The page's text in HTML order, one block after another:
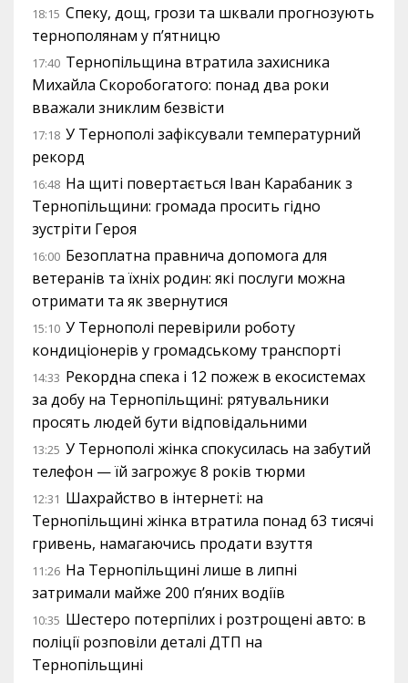
18:15 Спеку, дощ, грози та шквали прогнозують
тернополянам у п’ятницю
17:40 Тернопільщина втратила захисника
Михайла Скоробогатого: понад два роки
вважали зниклим безвісти
17:18 У Тернополі зафіксували температурний
рекорд
16:48 На щиті повертається Іван Карабаник з
Тернопільщини: громада просить гідно
зустріти Героя
16:00 Безоплатна правнича допомога для
ветеранів та їхніх родин: які послуги можна
отримати та як звернутися
15:10 У Тернополі перевірили роботу
кондиціонерів у громадському транспорті
14:33 Рекордна спека і 12 пожеж в екосистемах
за добу на Тернопільщині: рятувальники
просять людей бути відповідальними
13:25 У Тернополі жінка спокусилась на забутий
телефон — їй загрожує 8 років тюрми
12:31 Шахрайство в інтернеті: на
Тернопільщині жінка втратила понад 63 тисячі
гривень, намагаючись продати взуття
11:26 На Тернопільщині лише в липні
затримали майже 200 п’яних водіїв
10:35 Шестеро потерпілих і розтрощені авто: в
поліції розповіли деталі ДТП на
Тернопільщині